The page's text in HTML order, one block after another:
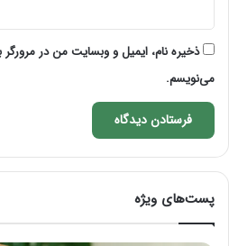
ذخیره نام، ایمیل و وبسایت من در مرورگر
می‌نویسم.
پست‌های ویژه